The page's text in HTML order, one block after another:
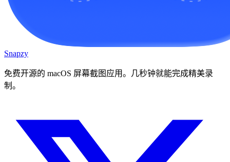
Snapzy
免费开源的 macOS 屏幕截图应用。几秒钟就能完成精美录
制。